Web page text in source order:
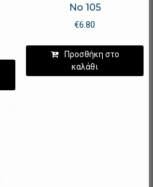
No 105
€6.80
Προσθήκη στο
καλάθι